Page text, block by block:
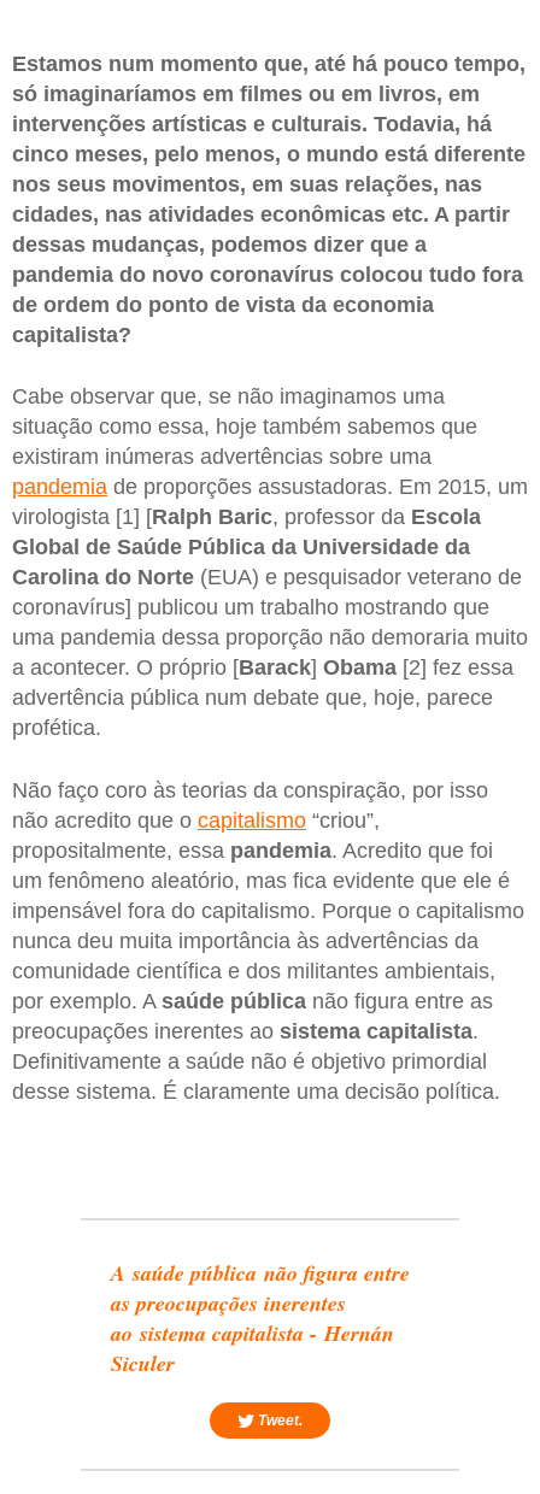
Estamos num momento que, até há pouco tempo,
só imaginaríamos em filmes ou em livros, em
intervenções artísticas e culturais. Todavia, há
cinco meses, pelo menos, o mundo está diferente
nos seus movimentos, em suas relações, nas
cidades, nas atividades econômicas etc. A partir
dessas mudanças, podemos dizer que a
pandemia do novo coronavírus colocou tudo fora
de ordem do ponto de vista da economia
capitalista?
Cabe observar que, se não imaginamos uma
situação como essa, hoje também sabemos que
existiram inúmeras advertências sobre uma
pandemia de proporções assustadoras. Em 2015, um
virologista [1] [Ralph Baric, professor da Escola
Global de Saúde Pública da Universidade da
Carolina do Norte (EUA) e pesquisador veterano de
coronavírus] publicou um trabalho mostrando que
uma pandemia dessa proporção não demoraria muito
a acontecer. O próprio [Barack] Obama [2] fez essa
advertência pública num debate que, hoje, parece
profética.
Não faço coro às teorias da conspiração, por isso
não acredito que o capitalismo “criou”,
propositalmente, essa pandemia. Acredito que foi
um fenômeno aleatório, mas fica evidente que ele é
impensável fora do capitalismo. Porque o capitalismo
nunca deu muita importância às advertências da
comunidade científica e dos militantes ambientais,
por exemplo. A saúde pública não figura entre as
preocupações inerentes ao sistema capitalista.
Definitivamente a saúde não é objetivo primordial
desse sistema. É claramente uma decisão política.
A saúde pública não figura entre
as preocupações inerentes
ao sistema capitalista - Hernán
Siculer
Tweet.